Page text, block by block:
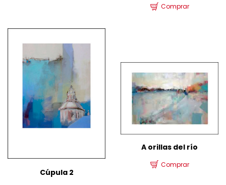
Comprar
Cúpula 2
A orillas del río
Comprar